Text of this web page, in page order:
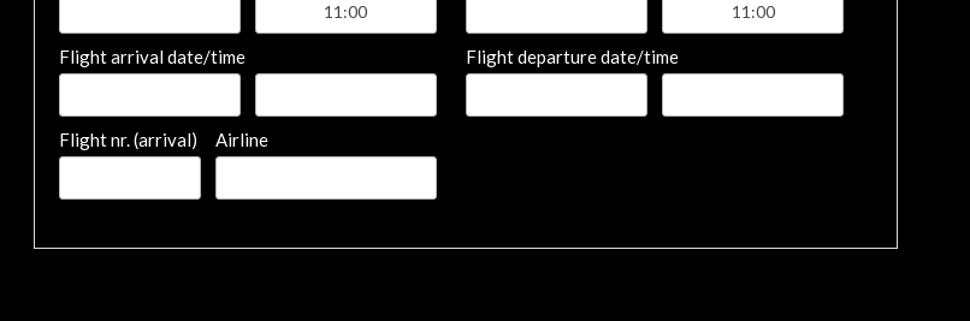
Flight arrival date/time
Flight nr. (arrival) Airline
Flight departure date/time